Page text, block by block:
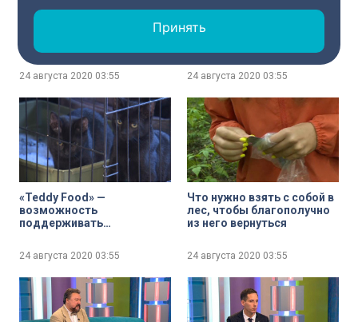
Марсианские пейзажи
24 августа 2020 03:55
В Академии танца Бориса
Эйфмана начинаются
вступительные испытания
24 августа 2020 03:55
«Teddy Food» —
возможность
поддерживать
24 августа 2020 03:55
Что нужно взять с собой в
лес, чтобы благополучно
из него вернуться
24 августа 2020 03:55
Принять